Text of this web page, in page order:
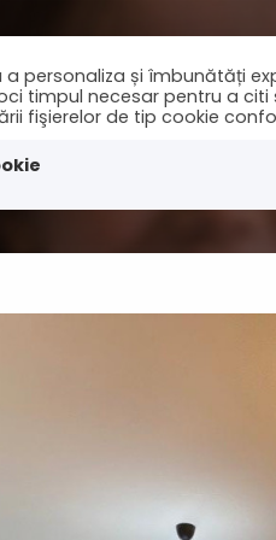
personaliza și îmbunătăți
timpul necesar pentru a citi
fişierelor de tip cookie
Cautari Stiri